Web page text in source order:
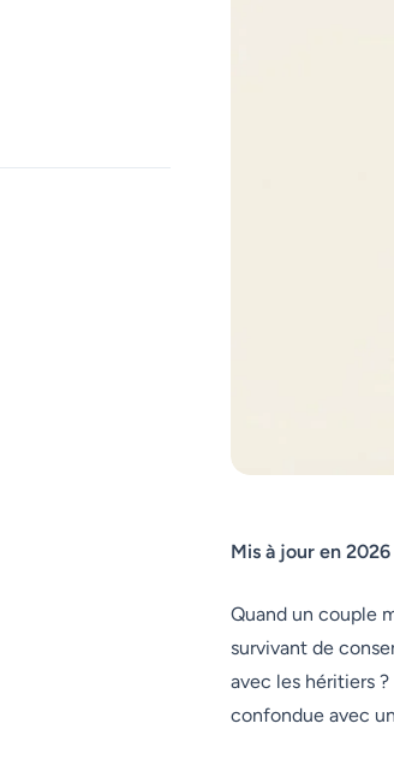
Mis à jour en 2026
Quand un couple
survivant de
avec les héritiers
confondue avec